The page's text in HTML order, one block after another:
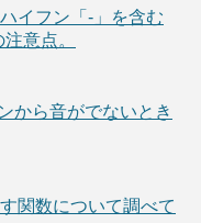
イフン「-」を含む
意点。
から音がでないとき
関数について調べて